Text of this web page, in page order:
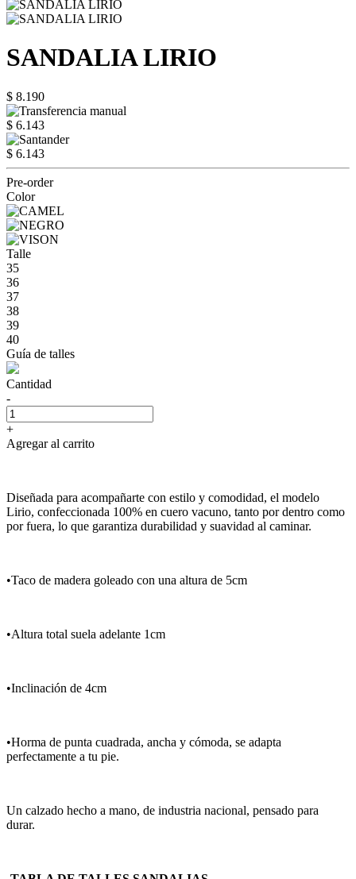
SANDALIA LIRIO
$ 8.190
$ 6.143
$ 6.143
Pre-order
Color
Talle
35
36
37
38
39
40
Guía de talles
Cantidad
-
+
Agregar al carrito
Diseñada para acompañarte con estilo y comodidad, el modelo
Lirio, confeccionada 100% en cuero vacuno, tanto por dentro como
por fuera, lo que garantiza durabilidad y suavidad al caminar.
•Taco de madera goleado con una altura de 5cm
•Altura total suela adelante 1cm
•Inclinación de 4cm
•Horma de punta cuadrada, ancha y cómoda, se adapta
perfectamente a tu pie.
Un calzado hecho a mano, de industria nacional, pensado para
durar.